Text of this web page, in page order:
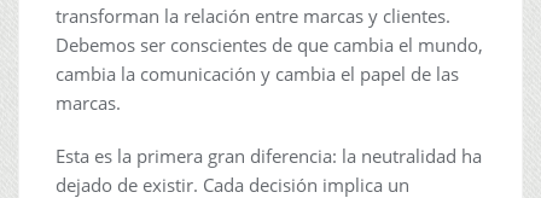
transforman la relación entre marcas y clientes.
Debemos ser conscientes de que cambia el mundo,
cambia la comunicación y cambia el papel de las
marcas.
Esta es la primera gran diferencia: la neutralidad ha
dejado de existir. Cada decisión implica un